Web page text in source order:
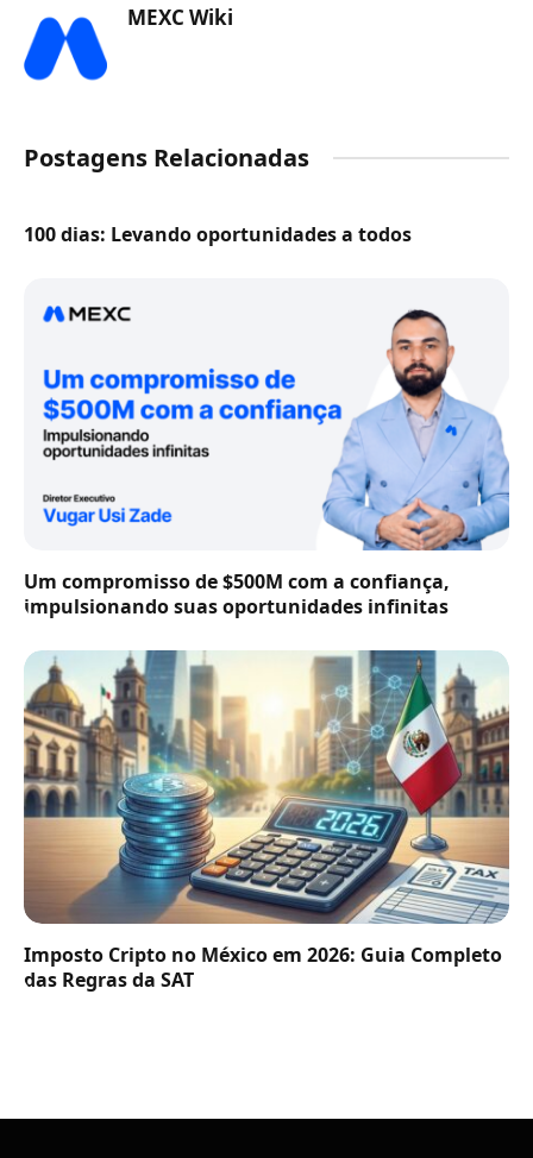
MEXC Wiki
Postagens Relacionadas
100 dias: Levando oportunidades a todos
Um compromisso de $500M com a confiança,
impulsionando suas oportunidades infinitas
Imposto Cripto no México em 2026: Guia Completo
das Regras da SAT